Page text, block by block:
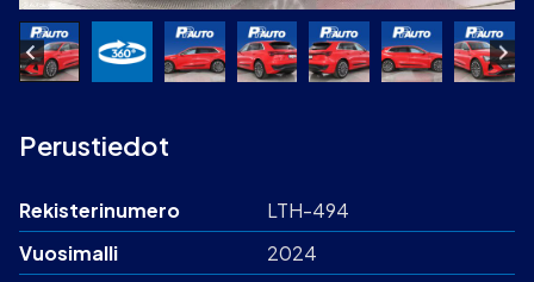
Perustiedot
Rekisterinumero
LTH-494
Vuosimalli
2024